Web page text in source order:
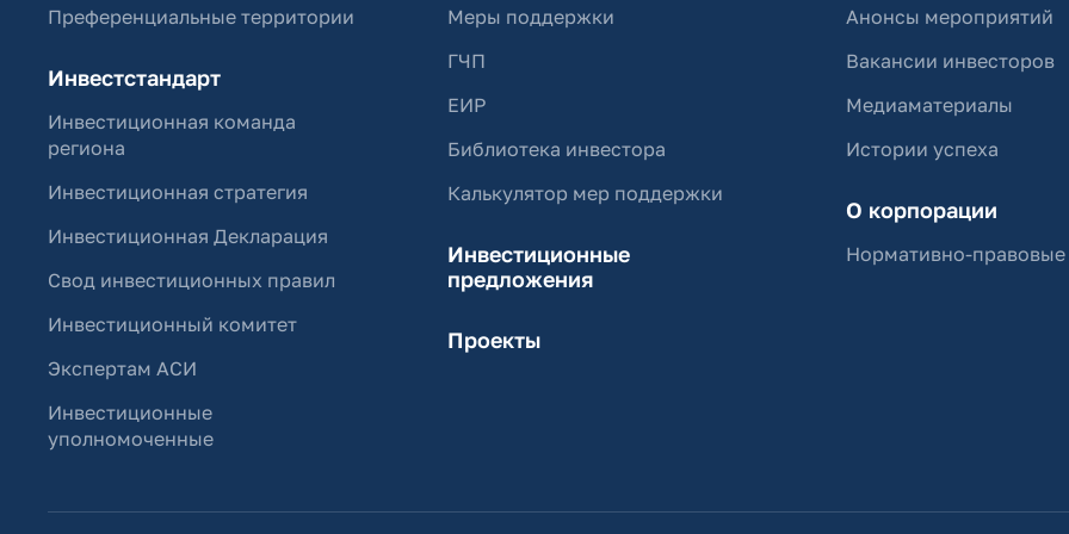
Преференциальные территории
Инвестстандарт
Инвестиционная команда
региона
Инвестиционная стратегия
Инвестиционная Декларация
Свод инвестиционных правил
Инвестиционный комитет
Экспертам АСИ
Инвестиционные
уполномоченные
Меры поддержки
ГЧП
ЕИР
Библиотека инвестора
Калькулятор мер поддержки
Инвестиционные
предложения
Проекты
Анонсы мероприятий
Вакансии инвесторов
Медиаматериалы
Истории успеха
О корпорации
Нормативно-правовые